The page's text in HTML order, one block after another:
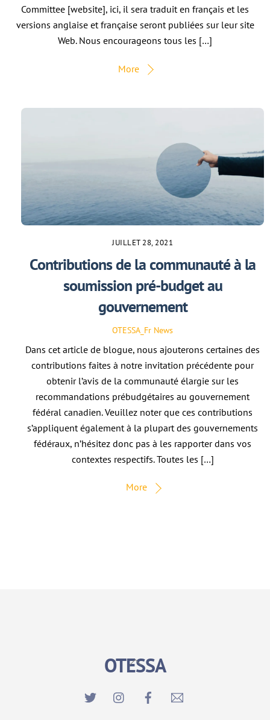
Committee [website], ici, il sera traduit en français et les
versions anglaise et française seront publiées sur leur site
Web. Nous encourageons tous les […]
More
JUILLET 28, 2021
Contributions de la communauté à la
soumission pré-budget au
gouvernement
OTESSA_Fr News
Dans cet article de blogue, nous ajouterons certaines des
contributions faites à notre invitation précédente pour
obtenir l’avis de la communauté élargie sur les
recommandations prébudgétaires au gouvernement
fédéral canadien. Veuillez noter que ces contributions
s’appliquent également à la plupart des gouvernements
fédéraux, n’hésitez donc pas à les rapporter dans vos
contextes respectifs. Toutes les […]
More
Back
To
OTESSA